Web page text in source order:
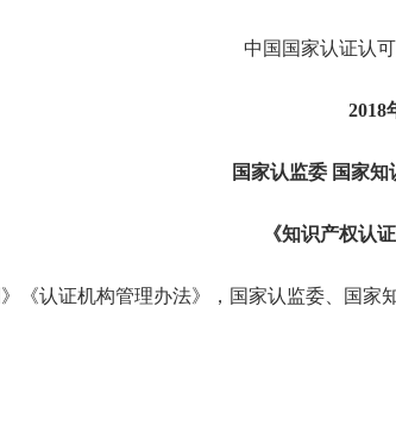
中国国家认证认
2018
国家认监委 国家
《知识产权认
《认证机构管理办法》，国家认监委、国